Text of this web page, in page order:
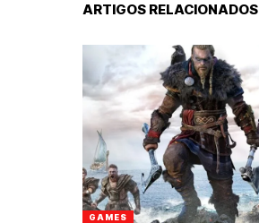
ARTIGOS RELACIONADOS
GAMES